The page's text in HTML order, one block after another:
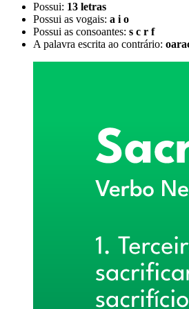
Possui: 13 letras
Possui as vogais: a i o
Possui as consoantes: s c r f
A palavra escrita ao contrário: